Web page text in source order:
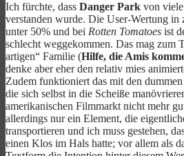
Ich fürchte, dass Danger Park von
verstanden wurde. Die User-Wertung in
unter 50% und bei Rotten Tomatoes ist
schlecht weggekommen. Das mag zum
artigen“ Familie (Hilfe, die Amis
denke aber eher den relativ mies
Zudem funktioniert das mit den
die sich selbst in die Scheiße
amerikanischen Filmmarkt nicht mehr
allerdings nur ein Element, die
transportieren und ich muss gestehen,
einen Klos im Hals hatte; vor allem als